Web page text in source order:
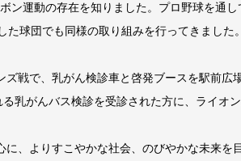
ン運動の存在を知りました。プロ野球を通
球団でも同様の取り組みを行ってきました
戦で、乳がん検診車と啓発ブースを駅前広
乳がんバス検診を受診された方に、ライオ
、よりすこやかな社会、のびやかな未来を